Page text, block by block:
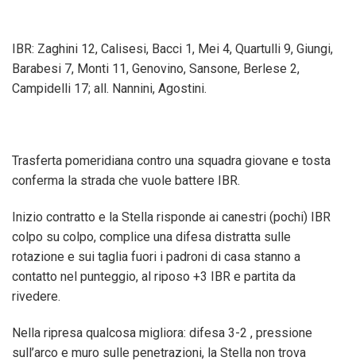
IBR: Zaghini 12, Calisesi, Bacci 1, Mei 4, Quartulli 9, Giungi,
Barabesi 7, Monti 11, Genovino, Sansone, Berlese 2,
Campidelli 17; all. Nannini, Agostini.
Trasferta pomeridiana contro una squadra giovane e tosta
conferma la strada che vuole battere IBR.
Inizio contratto e la Stella risponde ai canestri (pochi) IBR
colpo su colpo, complice una difesa distratta sulle
rotazione e sui taglia fuori i padroni di casa stanno a
contatto nel punteggio, al riposo +3 IBR e partita da
rivedere.
Nella ripresa qualcosa migliora: difesa 3-2 , pressione
sull’arco e muro sulle penetrazioni, la Stella non trova